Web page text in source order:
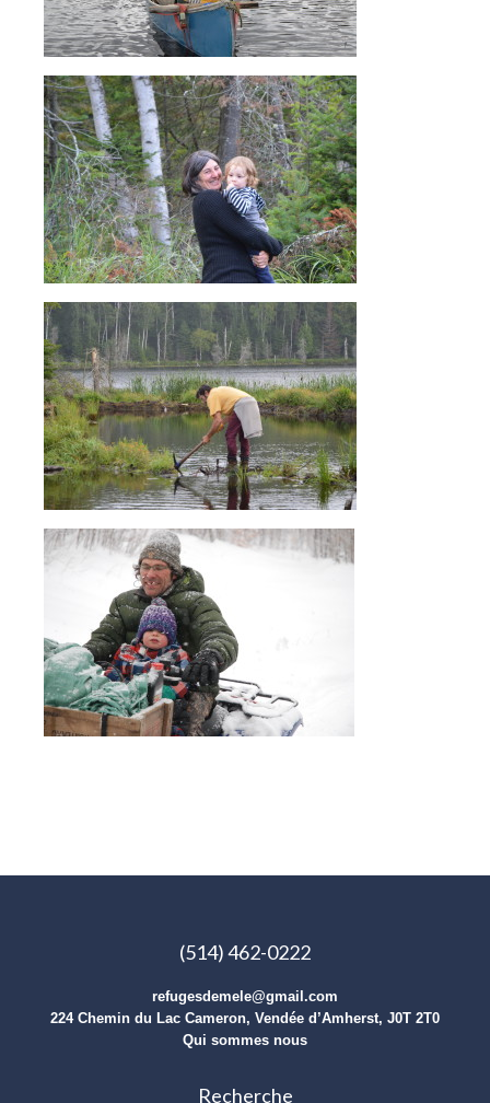
(514) 462-0222
refugesdemele@gmail.com
224 Chemin du Lac Cameron, Vendée d’Amherst, J0T 2T0
Qui sommes nous
Recherche